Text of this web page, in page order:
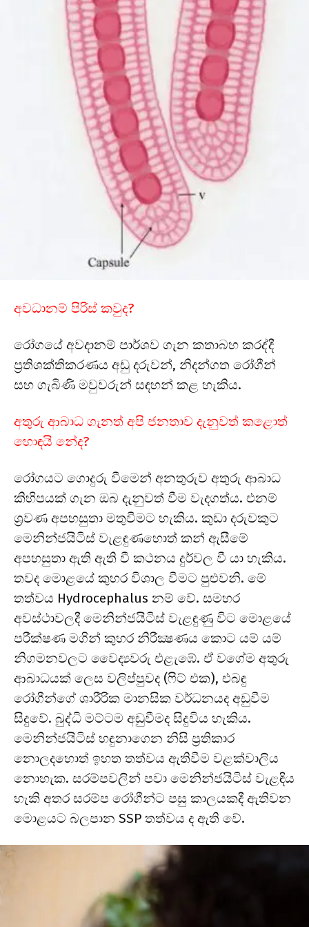
අවධානම් පිරිස් කවුද?
රෝගයේ අවදානම් පාර්ශව ගැන කතාබහ කරද්දී
ප්‍රතිශක්තිකරණය අඩු දරුවන්, නිදන්ගත රෝගීන්
සහ ගැබිණි මවුවරුන් සඳහන් කළ හැකිය.
අතුරු ආබාධ ගැනත් අපි ජනතාව දැනුවත් කළොත්
හොඳයි නේද?
රෝගයට ගොදුරු වීමෙන් අනතුරුව අතුරු ආබාධ
කිහිපයක් ගැන ඔබ දැනුවත් වීම වැදගත්ය. එනම්
ශ්‍රවණ අපහසුතා මතුවීමට හැකිය. කුඩා දරුවකුට
මෙනින්ජයිටිස් වැළඳුණහොත් කන් ඇසීමේ
අපහසුතා ඇති ඇති වී කථනය දුර්වල වී යා හැකිය.
තවද මොළයේ කුහර විශාල වීමට පුළුවනි. මේ
තත්වය Hydrocephalus නම් වේ. සමහර
අවස්ථාවලදී මෙනින්ජයිටිස් වැළඳුණු විට මොළයේ
පරීක්ෂණ මගින් කුහර නිරීක්‍ෂණය කොට යම් යම්
නිගමනවලට වෛද්‍යවරු එළැඹේ. ඒ වගේම අතුරු
ආබාධයක් ලෙස වලිප්පුවද (ෆිට් එක), එබඳු
රෝගීන්ගේ ශාරීරික මානසික වර්ධනයද අඩුවීම
සිදුවේ. බුද්ධි මට්ටම අඩුවීමද සිදුවිය හැකිය.
මෙනින්ජයිටිස් හඳුනාගෙන නිසි ප්‍රතිකාර
නොලදහොත් ඉහත තත්වය ඇතිවීම වළක්වාලිය
නොහැක. සරම්පවලින් පවා මෙනින්ජයිටිස් වැළඳිය
හැකි අතර සරම්ප රෝගීන්ට පසු කාලයකදී ඇතිවන
මොළයට බලපාන SSP තත්වය ද ඇති වේ.